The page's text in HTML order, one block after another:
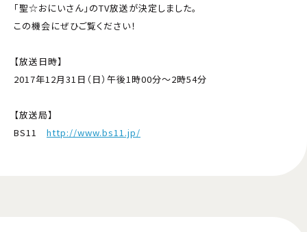
「聖☆おにいさん」のTV放送が決定しました。
この機会にぜひご覧ください！
【放送日時】
2017年12月31日（日）午後1時00分～2時54分
【放送局】
BS11 http://www.bs11.jp/